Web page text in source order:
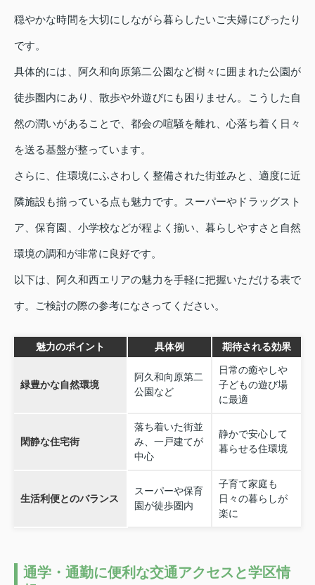
穏やかな時間を大切にしながら暮らしたいご夫婦にぴったり
です。
具体的には、阿久和向原第二公園など樹々に囲まれた公園が
徒歩圏内にあり、散歩や外遊びにも困りません。こうした自
然の潤いがあることで、都会の喧騒を離れ、心落ち着く日々
を送る基盤が整っています。
さらに、住環境にふさわしく整備された街並みと、適度に近
隣施設も揃っている点も魅力です。スーパーやドラッグスト
ア、保育園、小学校などが程よく揃い、暮らしやすさと自然
環境の調和が非常に良好です。
以下は、阿久和西エリアの魅力を手軽に把握いただける表で
す。ご検討の際の参考になさってください。
魅力のポイント 具体例 期待される効果
緑豊かな自然環境
阿久和向原第二
公園など
日常の癒やしや
子どもの遊び場
に最適
閑静な住宅街
落ち着いた街並
み、一戸建てが
中心
静かで安心して
暮らせる住環境
生活利便とのバランス
スーパーや保育
園が徒歩圏内
子育て家庭も
日々の暮らしが
楽に
通学・通勤に便利な交通アクセスと学区情